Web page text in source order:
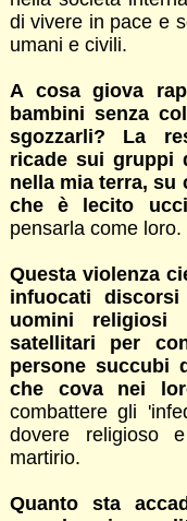
di vivere in pace e
umani e civili.
A cosa giova
bambini senza
sgozzarli? La
ricade sui gruppi
nella mia terra, su
che è lecito
pensarla come loro.
Questa violenza
infuocati
uomini religiosi
satellitari per
persone succubi
che cova nei
combattere gli
dovere religioso
martirio.
Quanto sta